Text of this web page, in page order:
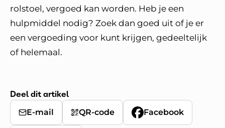
rolstoel, vergoed kan worden. Heb je een
hulpmiddel nodig? Zoek dan goed uit of je er
een vergoeding voor kunt krijgen, gedeeltelijk
of helemaal.
Deel dit artikel
E-mail QR-code Facebook